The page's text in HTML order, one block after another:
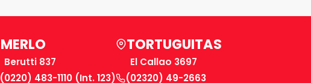
MERLO
Berutti 837
(0220) 483-1110 (Int. 123)
TORTUGUITAS
El Callao 3697
(02320) 49-2663